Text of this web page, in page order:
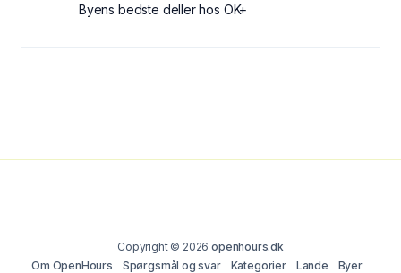
Byens bedste deller hos OK+
Copyright © 2026openhours.dk
Om OpenHours
Spørgsmål og svar Kategorier Lande
Byer